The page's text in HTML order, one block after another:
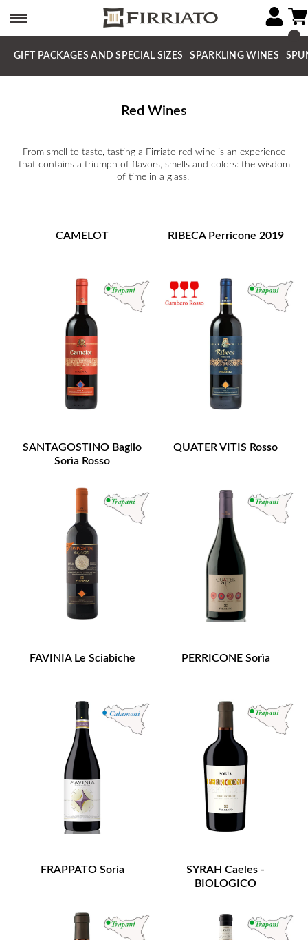
GIFT PACKAGES AND SPECIAL SIZES SPARKLING WINES
Red Wines
From smell to taste, tasting a Firriato red wine is an experience
that contains a triumph of flavors, smells and colors: the wisdom
of time in a glass.
CAMELOT RIBECA Perricone 2019
SANTAGOSTINO Baglio
Sorìa Rosso
QUATER VITIS Rosso
FAVINIA Le Sciabiche PERRICONE Sorìa
FRAPPATO Sorìa
SYRAH Caeles -
BIOLOGICO